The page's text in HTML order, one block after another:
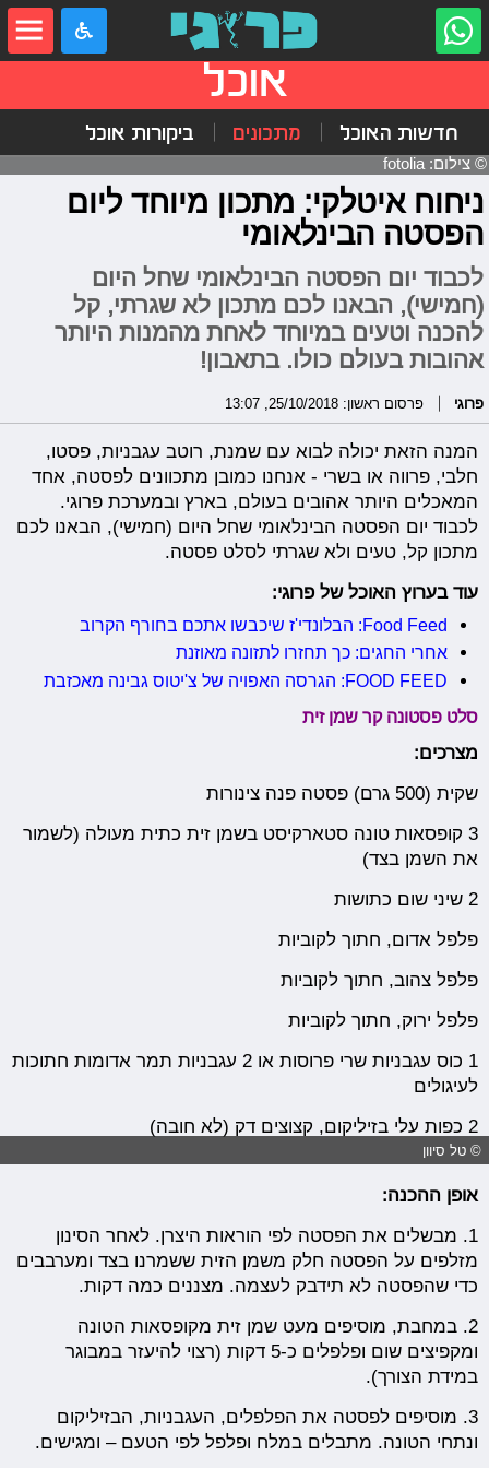
אוכל
חדשות האוכל מתכונים ביקורות אוכל
© צילום: fotolia
ניחוח איטלקי: מתכון מיוחד ליום
הפסטה הבינלאומי
לכבוד יום הפסטה הבינלאומי שחל היום
(חמישי), הבאנו לכם מתכון לא שגרתי, קל
להכנה וטעים במיוחד לאחת מהמנות היותר
אהובות בעולם כולו. בתאבון!
פרוגי פרסום ראשון: 25/10/2018, 13:07
המנה הזאת יכולה לבוא עם שמנת, רוטב עגבניות, פסטו,
חלבי, פרווה או בשרי - אנחנו כמובן מתכוונים לפסטה, אחד
המאכלים היותר אהובים בעולם, בארץ ובמערכת פרוגי.
לכבוד יום הפסטה הבינלאומי שחל היום (חמישי), הבאנו לכם
מתכון קל, טעים ולא שגרתי לסלט פסטה.
עוד בערוץ האוכל של פרוגי:
Food Feed: הבלונדי'ז שיכבשו אתכם בחורף הקרוב
אחרי החגים: כך תחזרו לתזונה מאוזנת
FOOD FEED: הגרסה האפויה של צ'יטוס גבינה מאכזבת
סלט פסטונה קר שמן זית
מצרכים:
שקית (500 גרם) פסטה פנה צינורות
3 קופסאות טונה סטארקיסט בשמן זית כתית מעולה (לשמור
את השמן בצד)
2 שיני שום כתושות
פלפל אדום, חתוך לקוביות
פלפל צהוב, חתוך לקוביות
פלפל ירוק, חתוך לקוביות
1 כוס עגבניות שרי פרוסות או 2 עגבניות תמר אדומות חתוכות
לעיגולים
2 כפות עלי בזיליקום, קצוצים דק (לא חובה)
© טל סיוון
אופן ההכנה:
1. מבשלים את הפסטה לפי הוראות היצרן. לאחר הסינון
מזלפים על הפסטה חלק משמן הזית ששמרנו בצד ומערבבים
כדי שהפסטה לא תידבק לעצמה. מצננים כמה דקות.
2. במחבת, מוסיפים מעט שמן זית מקופסאות הטונה
ומקפיצים שום ופלפלים כ-5 דקות (רצוי להיעזר במבוגר
במידת הצורך).
3. מוסיפים לפסטה את הפלפלים, העגבניות, הבזיליקום
ונתחי הטונה. מתבלים במלח ופלפל לפי הטעם – ומגישים.